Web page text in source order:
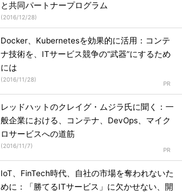
と共同パートナープログラム
(2016/12/28)
Docker、Kubernetesを効果的に活用：コンテ
ナ技術を、ITサービス競争の“武器”にするため
には
(2016/11/28)
レッドハットのクレイグ・ムジラ氏に聞く：一
般企業における、コンテナ、DevOps、マイク
ロサービスへの道筋
(2016/11/7)
IoT、FinTech時代、自社の市場を奪われないた
めに：「勝てるITサービス」に欠かせない、開